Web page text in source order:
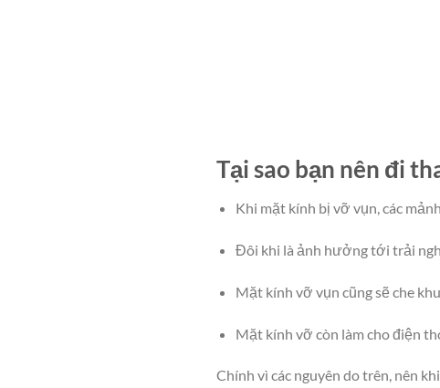
Tại sao bạn nên đi
Khi mặt kính bị vỡ vụn, các
Đôi khi là ảnh hưởng tới trải
Mặt kính vỡ vụn cũng sẽ che
Mặt kính vỡ còn làm cho điện
Chính vì các nguyên do trên, nên